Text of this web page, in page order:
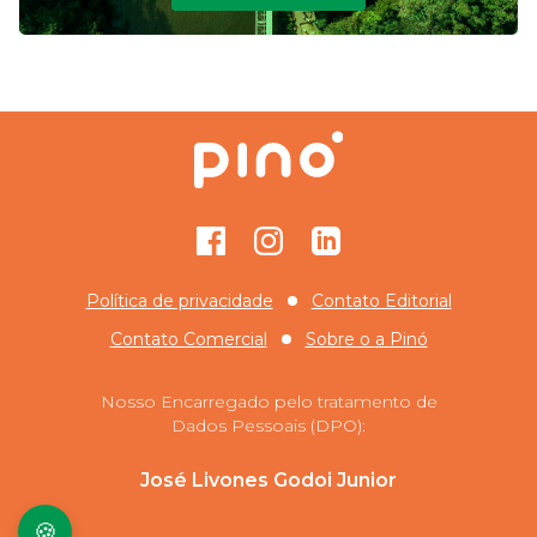
FacebookInstagramGitHub
Política de privacidade
Contato Editorial
Contato Comercial
Sobre o a Pinó
Nosso Encarregado pelo tratamento de
Dados Pessoais (DPO):
José Livones Godoi Junior